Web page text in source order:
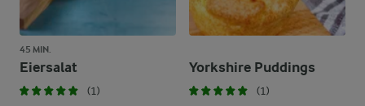
45 MIN.
Eiersalat
(1)
Yorkshire Puddings
(1)